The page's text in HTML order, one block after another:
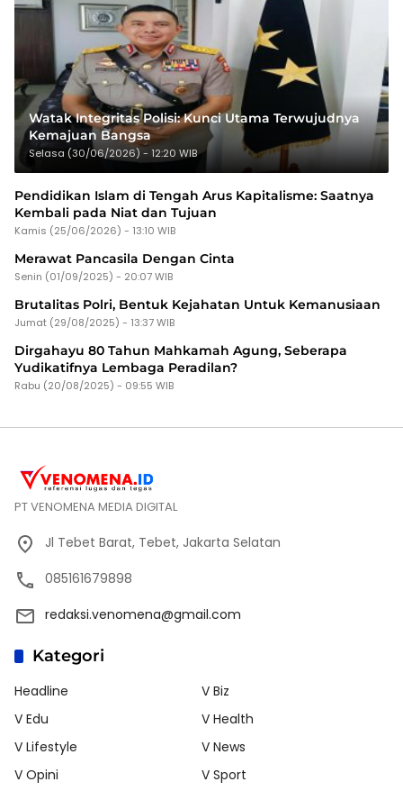
Watak Integritas Polisi: Kunci Utama Terwujudnya
Kemajuan Bangsa
Selasa (30/06/2026) - 12:20 WIB
Pendidikan Islam di Tengah Arus Kapitalisme: Saatnya
Kembali pada Niat dan Tujuan
Kamis (25/06/2026) - 13:10 WIB
Merawat Pancasila Dengan Cinta
Senin (01/09/2025) - 20:07 WIB
Brutalitas Polri, Bentuk Kejahatan Untuk Kemanusiaan
Jumat (29/08/2025) - 13:37 WIB
Dirgahayu 80 Tahun Mahkamah Agung, Seberapa
Yudikatifnya Lembaga Peradilan?
Rabu (20/08/2025) - 09:55 WIB
PT VENOMENA MEDIA DIGITAL
Jl Tebet Barat, Tebet, Jakarta Selatan
085161679898
redaksi.venomena@gmail.com
Kategori
Headline
V Biz
V Edu
V Health
V Lifestyle
V News
V Opini
V Sport